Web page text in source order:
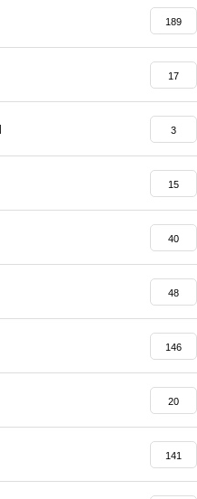
【NEW OPEN】naitre.hair（ネ
【NEW OPEN】private nail salo
【NEW OPEN】BEAUTY SALO
N Qualis.（クオリス）
189
17
3
15
40
48
146
20
141